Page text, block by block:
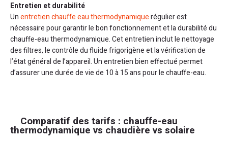
Entretien et durabilité
Unentretien chauffe eau thermodynamiquerégulier est
nécessaire pour garantir le bon fonctionnement et la durabilité du
chauffe-eau thermodynamique. Cet entretien inclut le nettoyage
des filtres, le contrôle du fluide frigorigène et la vérification de
l’état général de l’appareil. Un entretien bien effectué permet
d’assurer une durée de vie de 10 à 15 ans pour le chauffe-eau.
Comparatif des tarifs : chauffe-eau
thermodynamique vs chaudière vs solaire